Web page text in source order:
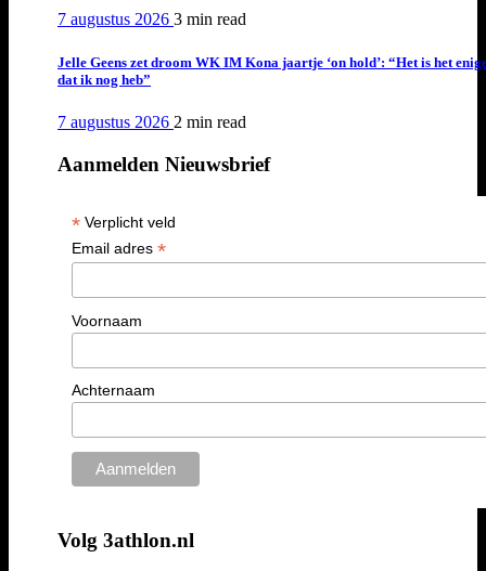
7 augustus 2026 3 min read
Jelle Geens zet droom WK IM Kona jaartje ‘on hold’: “Het is het
dat ik nog heb”
7 augustus 2026 2 min read
Aanmelden Nieuwsbrief
*Verplicht veld
Email adres *
Voornaam
Achternaam
Volg 3athlon.nl